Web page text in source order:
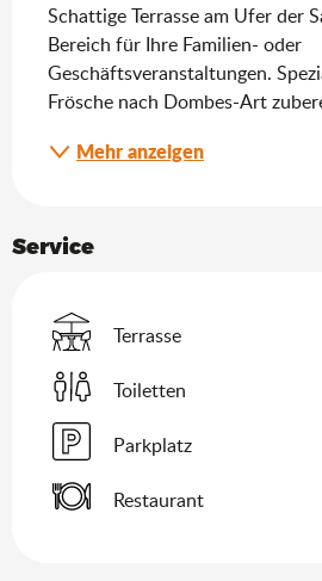
Schattige Terrasse am Ufer der
Bereich für Ihre Familien- oder
Geschäftsveranstaltungen.
Frösche nach Dombes-Art
Mehr anzeigen
Service
Terrasse
Toiletten
Parkplatz
Restaurant